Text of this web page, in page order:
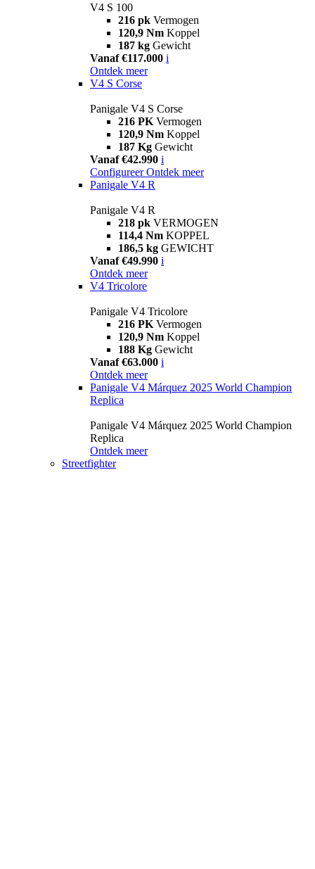
V4 S 100
216 pk Vermogen
120,9 Nm Koppel
187 kg Gewicht
Vanaf €117.000 i
Ontdek meer
V4 S Corse
Panigale V4 S Corse
216 PK Vermogen
120,9 Nm Koppel
187 Kg Gewicht
Vanaf €42.990 i
Configureer Ontdek meer
Panigale V4 R
Panigale V4 R
218 pk VERMOGEN
114,4 Nm KOPPEL
186,5 kg GEWICHT
Vanaf €49.990 i
Ontdek meer
V4 Tricolore
Panigale V4 Tricolore
216 PK Vermogen
120,9 Nm Koppel
188 Kg Gewicht
Vanaf €63.000 i
Ontdek meer
Panigale V4 Márquez 2025 World Champion
Replica
Panigale V4 Márquez 2025 World Champion
Replica
Ontdek meer
Streetfighter